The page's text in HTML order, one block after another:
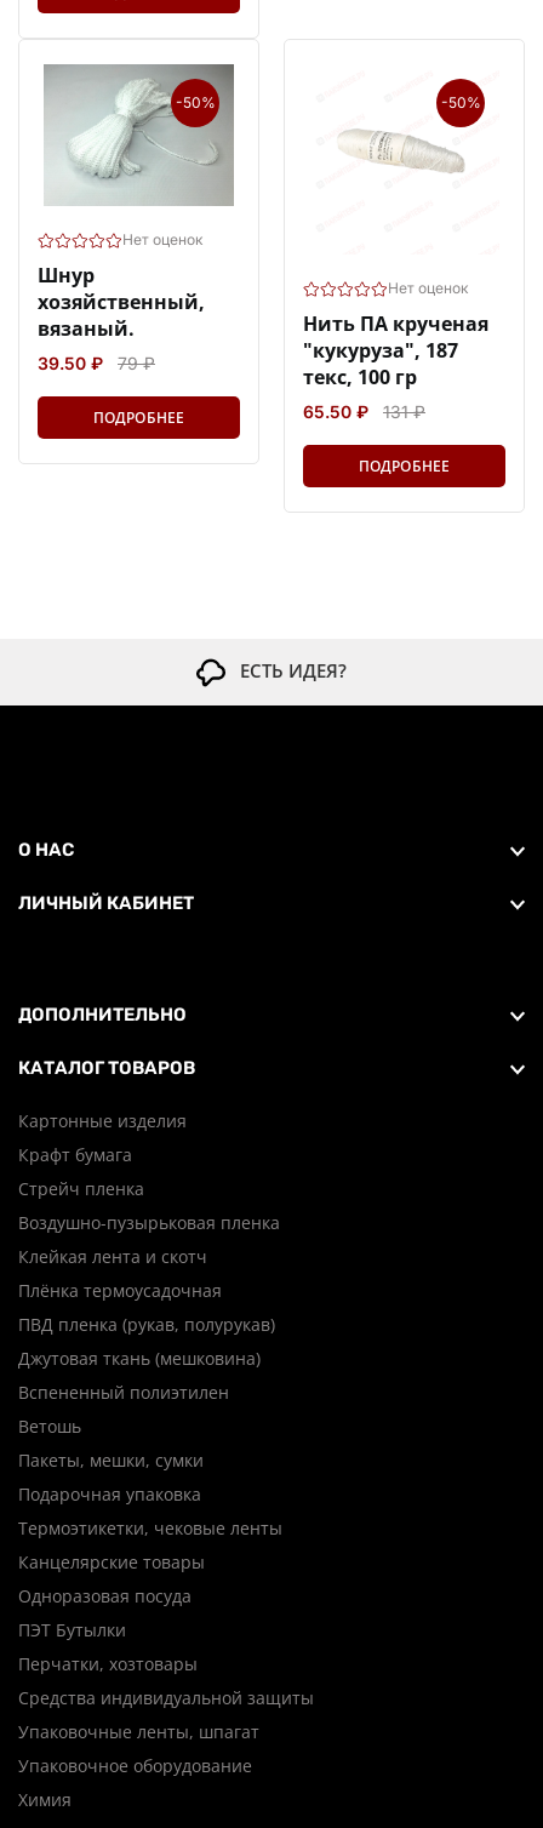
-50%
Нет оценок
Шнур
хозяйственный,
вязаный.
39.50 ₽ 79 ₽
ПОДРОБНЕЕ
-50%
Нет оценок
Нить ПА крученая
"кукуруза", 187
текс, 100 гр
65.50 ₽ 131 ₽
ПОДРОБНЕЕ
ЕСТЬ ИДЕЯ?
О НАС
ЛИЧНЫЙ КАБИНЕТ
ДОПОЛНИТЕЛЬНО
КАТАЛОГ ТОВАРОВ
Картонные изделия
Крафт бумага
Стрейч пленка
Воздушно-пузырьковая пленка
Клейкая лента и скотч
Плёнка термоусадочная
ПВД пленка (рукав, полурукав)
Джутовая ткань (мешковина)
Вспененный полиэтилен
Ветошь
Пакеты, мешки, сумки
Подарочная упаковка
Термоэтикетки, чековые ленты
Канцелярские товары
Одноразовая посуда
ПЭТ Бутылки
Перчатки, хозтовары
Средства индивидуальной защиты
Упаковочные ленты, шпагат
Упаковочное оборудование
Химия